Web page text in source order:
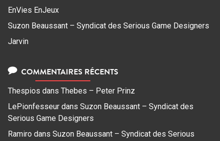
EnVies EnJeux
Suzon Beaussant – Syndicat des Serious Game Designers
Jarvin
COMMENTAIRES RÉCENTS
Thespios dans Thebes – Peter Prinz
LePionfesseur dans Suzon Beaussant – Syndicat des
Serious Game Designers
Ramiro dans Suzon Beaussant – Syndicat des Serious